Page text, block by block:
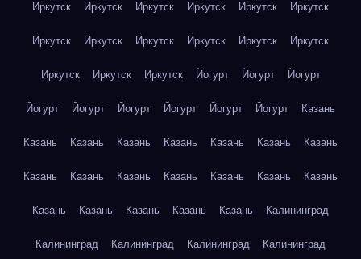
Иркутск Иркутск Иркутск Иркутск Иркутск Иркутск
Иркутск Иркутск Иркутск Иркутск Иркутск Иркутск
Иркутск Иркутск Иркутск Йогурт Йогурт Йогурт
Йогурт Йогурт Йогурт Йогурт Йогурт Йогурт Казань
Казань Казань Казань Казань Казань Казань Казань
Казань Казань Казань Казань Казань Казань Казань
Казань Казань Казань Казань Казань Калининград
Калининград Калининград Калининград Калининград